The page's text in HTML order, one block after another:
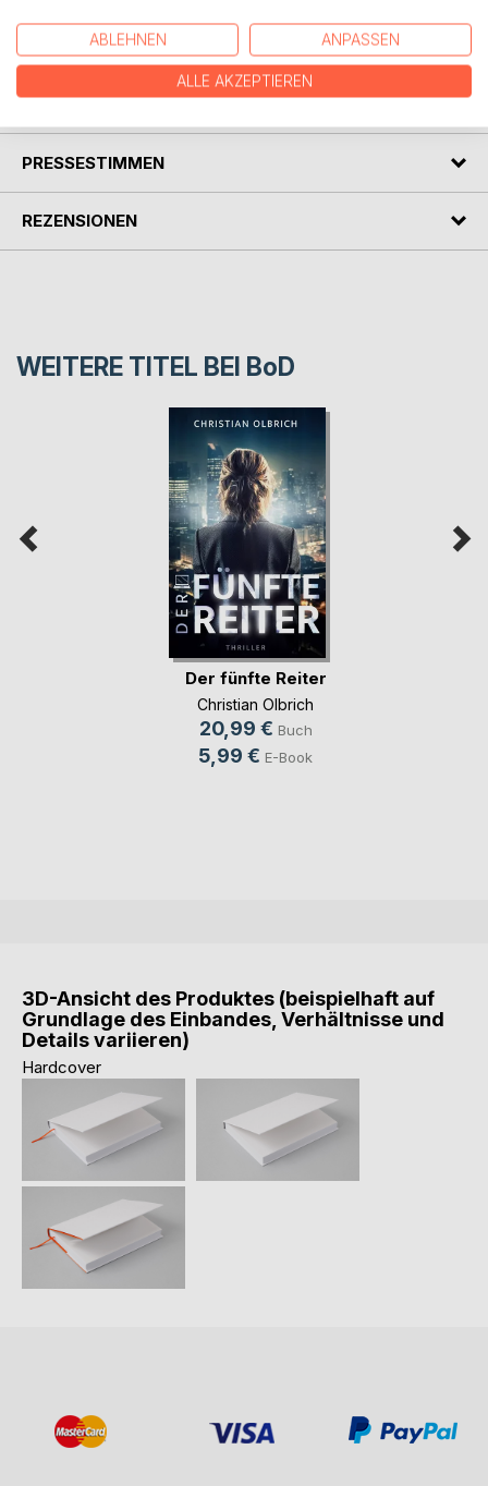
Existenz und hat ihre Personalakten vernichtet. Alle, die die
Identität der Kobra kannten, sind tot.
AUTOR/IN
PRESSESTIMMEN
REZENSIONEN
WEITERE TITEL BEI BoD
Der fünfte Reiter
Christian Olbrich
20,99 € Buch
5,99 € E-Book
3D-Ansicht des Produktes (beispielhaft auf
Grundlage des Einbandes, Verhältnisse und
Details variieren)
Hardcover
ABLEHNEN ANPASSEN
ALLE AKZEPTIEREN